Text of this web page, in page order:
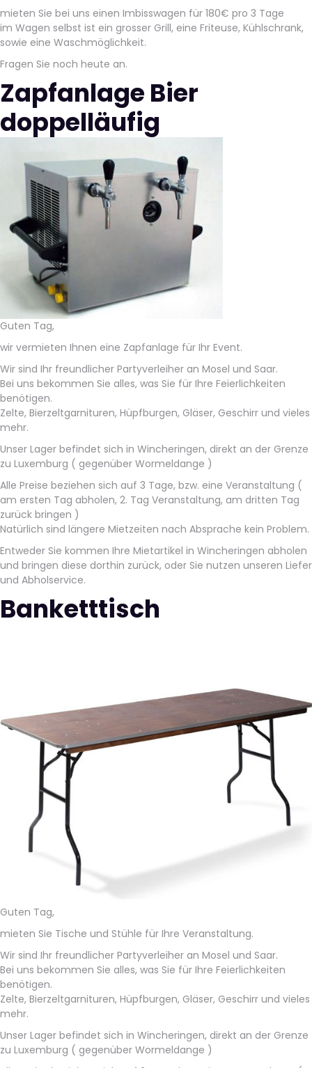
mieten Sie bei uns einen Imbisswagen für 180€ pro 3 Tage
im Wagen selbst ist ein grosser Grill, eine Friteuse, Kühlschrank,
sowie eine Waschmöglichkeit.
Fragen Sie noch heute an.
Zapfanlage Bier
doppelläufig
Guten Tag,
wir vermieten Ihnen eine Zapfanlage für Ihr Event.
Wir sind Ihr freundlicher Partyverleiher an Mosel und Saar.
Bei uns bekommen Sie alles, was Sie für Ihre Feierlichkeiten
benötigen.
Zelte, Bierzeltgarnituren, Hüpfburgen, Gläser, Geschirr und vieles
mehr.
Unser Lager befindet sich in Wincheringen, direkt an der Grenze
zu Luxemburg ( gegenüber Wormeldange )
Alle Preise beziehen sich auf 3 Tage, bzw. eine Veranstaltung (
am ersten Tag abholen, 2. Tag Veranstaltung, am dritten Tag
zurück bringen )
Natürlich sind längere Mietzeiten nach Absprache kein Problem.
Entweder Sie kommen Ihre Mietartikel in Wincheringen abholen
und bringen diese dorthin zurück, oder Sie nutzen unseren Liefer
und Abholservice.
Banketttisch
Guten Tag,
mieten Sie Tische und Stühle für Ihre Veranstaltung.
Wir sind Ihr freundlicher Partyverleiher an Mosel und Saar.
Bei uns bekommen Sie alles, was Sie für Ihre Feierlichkeiten
benötigen.
Zelte, Bierzeltgarnituren, Hüpfburgen, Gläser, Geschirr und vieles
mehr.
Unser Lager befindet sich in Wincheringen, direkt an der Grenze
zu Luxemburg ( gegenüber Wormeldange )